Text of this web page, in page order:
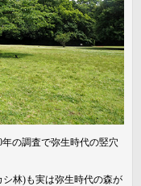
の調査で弥生時代の竪穴
林)も実は弥生時代の森が